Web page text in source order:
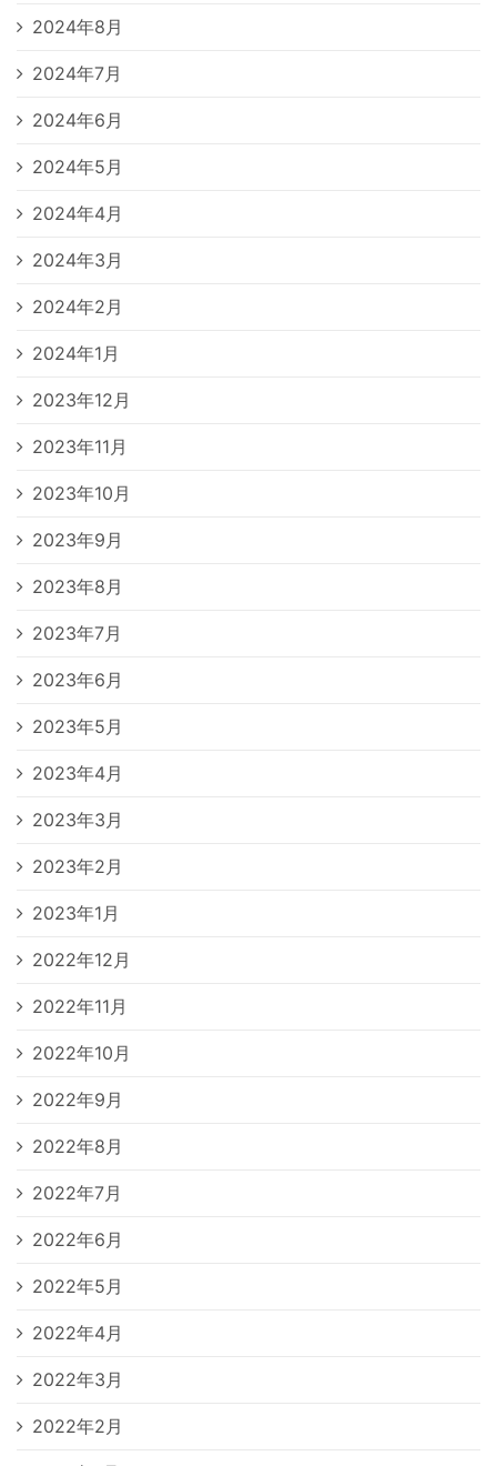
2024年8月
2024年7月
2024年6月
2024年5月
2024年4月
2024年3月
2024年2月
2024年1月
2023年12月
2023年11月
2023年10月
2023年9月
2023年8月
2023年7月
2023年6月
2023年5月
2023年4月
2023年3月
2023年2月
2023年1月
2022年12月
2022年11月
2022年10月
2022年9月
2022年8月
2022年7月
2022年6月
2022年5月
2022年4月
2022年3月
2022年2月